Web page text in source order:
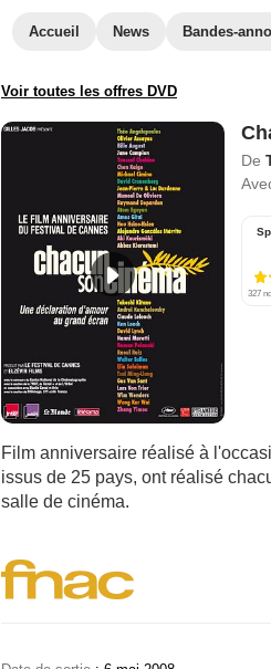
Accueil News Bandes-
Voir toutes les offres DVD
De
327
Film anniversaire réalisé à
issus de 25 pays, ont réalisé
salle de cinéma.